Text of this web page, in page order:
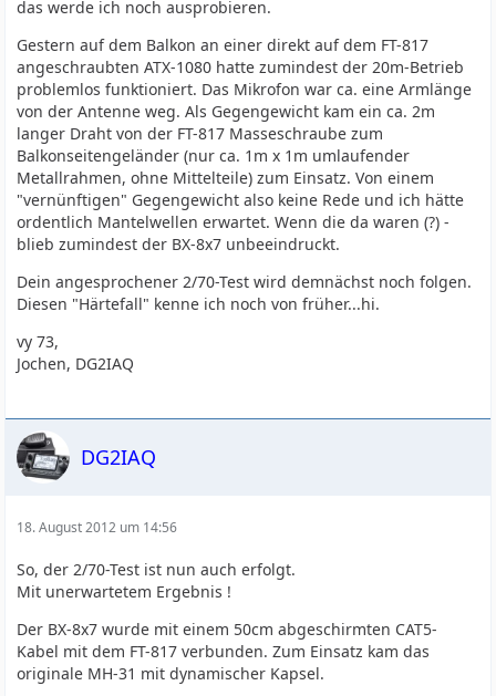
das werde ich noch ausprobieren.
Gestern auf dem Balkon an einer direkt auf dem FT-817
angeschraubten ATX-1080 hatte zumindest der 20m-Betrieb
problemlos funktioniert. Das Mikrofon war ca. eine Armlänge
von der Antenne weg. Als Gegengewicht kam ein ca. 2m
langer Draht von der FT-817 Masseschraube zum
Balkonseitengeländer (nur ca. 1m x 1m umlaufender
Metallrahmen, ohne Mittelteile) zum Einsatz. Von einem
"vernünftigen" Gegengewicht also keine Rede und ich hätte
ordentlich Mantelwellen erwartet. Wenn die da waren (?) -
blieb zumindest der BX-8x7 unbeeindruckt.
Dein angesprochener 2/70-Test wird demnächst noch folgen.
Diesen "Härtefall" kenne ich noch von früher...hi.
vy 73,
Jochen, DG2IAQ
DG2IAQ
18. August 2012 um 14:56
So, der 2/70-Test ist nun auch erfolgt.
Mit unerwartetem Ergebnis !
Der BX-8x7 wurde mit einem 50cm abgeschirmten CAT5-
Kabel mit dem FT-817 verbunden. Zum Einsatz kam das
originale MH-31 mit dynamischer Kapsel.